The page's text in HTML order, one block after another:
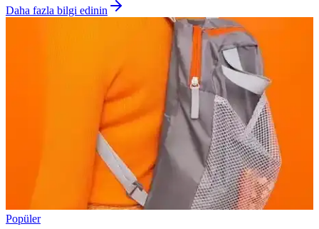
Daha fazla bilgi edinin
Popüler